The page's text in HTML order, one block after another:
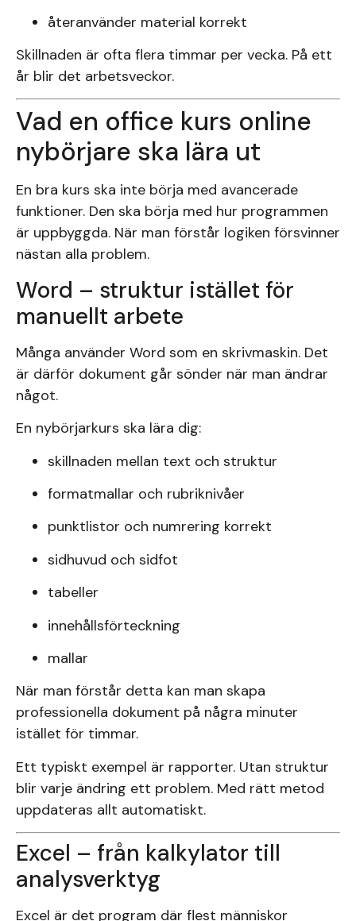
återanvänder material korrekt
Skillnaden är ofta flera timmar per vecka. På ett
år blir det arbetsveckor.
Vad en office kurs online
nybörjare ska lära ut
En bra kurs ska inte börja med avancerade
funktioner. Den ska börja med hur programmen
är uppbyggda. När man förstår logiken försvinner
nästan alla problem.
Word – struktur istället för
manuellt arbete
Många använder Word som en skrivmaskin. Det
är därför dokument går sönder när man ändrar
något.
En nybörjarkurs ska lära dig:
skillnaden mellan text och struktur
formatmallar och rubriknivåer
punktlistor och numrering korrekt
sidhuvud och sidfot
tabeller
innehållsförteckning
mallar
När man förstår detta kan man skapa
professionella dokument på några minuter
istället för timmar.
Ett typiskt exempel är rapporter. Utan struktur
blir varje ändring ett problem. Med rätt metod
uppdateras allt automatiskt.
Excel – från kalkylator till
analysverktyg
Excel är det program där flest människor